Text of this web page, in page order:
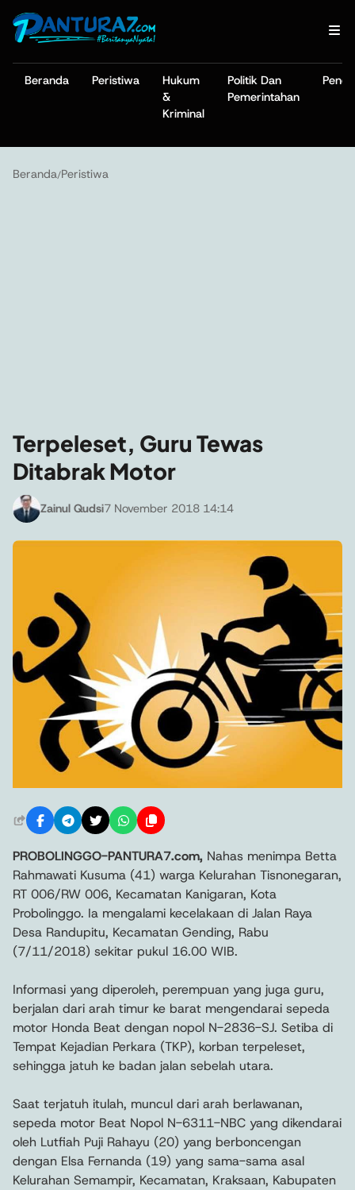
Beranda Peristiwa
Hukum
&
Kriminal
Politik Dan
Pemerintahan
Beranda/Peristiwa
Terpeleset, Guru Tewas
Ditabrak Motor
Zainul Qudsi7 November 2018 14:14
PROBOLINGGO-PANTURA7.com, Nahas menimpa Betta
Rahmawati Kusuma (41) warga Kelurahan Tisnonegaran,
RT 006/RW 006, Kecamatan Kanigaran, Kota
Probolinggo. Ia mengalami kecelakaan di Jalan Raya
Desa Randupitu, Kecamatan Gending, Rabu
(7/11/2018) sekitar pukul 16.00 WIB.
Informasi yang diperoleh, perempuan yang juga guru,
berjalan dari arah timur ke barat mengendarai sepeda
motor Honda Beat dengan nopol N-2836-SJ. Setiba di
Tempat Kejadian Perkara (TKP), korban terpeleset,
sehingga jatuh ke badan jalan sebelah utara.
Saat terjatuh itulah, muncul dari arah berlawanan,
sepeda motor Beat Nopol N-6311-NBC yang dikendarai
oleh Lutfiah Puji Rahayu (20) yang berboncengan
dengan Elsa Fernanda (19) yang sama-sama asal
Kelurahan Semampir, Kecamatan, Kraksaan, Kabupaten